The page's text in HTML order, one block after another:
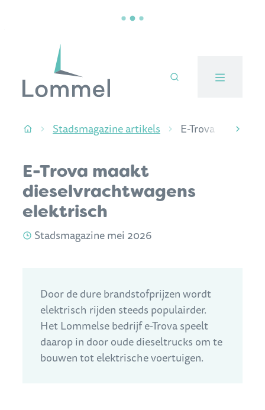
Naar inhoud
Stad Lommel
StartpaginaStadsmagazine artikels E-Trova maakt
E-Trova maakt
dieselvrachtwagens
elektrisch
Jaartal:
Stadsmagazine mei 2026
Door de dure brandstofprijzen wordt
elektrisch rijden steeds populairder.
Het Lommelse bedrijf e-Trova speelt
daarop in door oude dieseltrucks om te
bouwen tot elektrische voertuigen.